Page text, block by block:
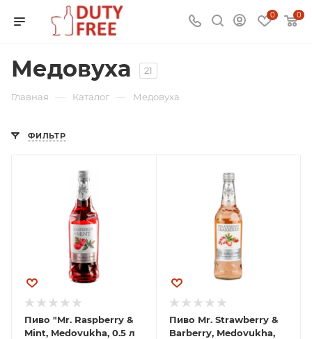
0 0
Медовуха 21
Главная — Каталог — Медовуха
ФИЛЬТР
Пиво "Mr. Raspberry &
Mint, Medovukha, 0.5 л
Пиво Mr. Strawberry &
Barberry, Medovukha,